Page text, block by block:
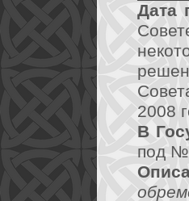
Дата
2008
В
под